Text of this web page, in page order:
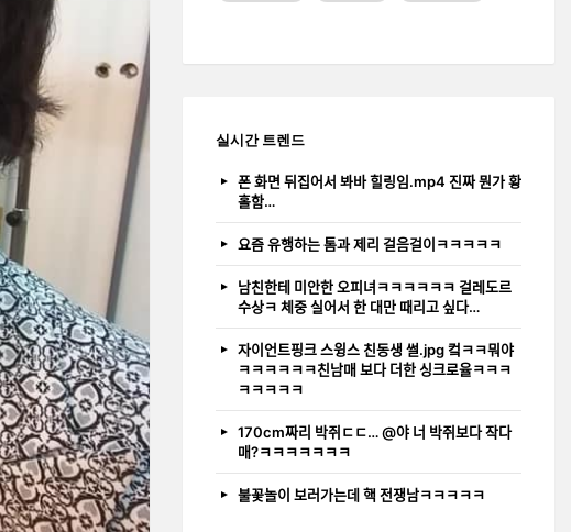
실시간 트렌드
폰 화면 뒤집어서 봐바 힐링임.mp4 진짜 뭔가 황
홀함…
요즘 유행하는 톰과 제리 걸음걸이ㅋㅋㅋㅋㅋ
남친한테 미안한 오피녀ㅋㅋㅋㅋㅋㅋ 걸레도르
수상ㅋ 체중 실어서 한 대만 때리고 싶다…
자이언트핑크 스윙스 친동생 썰.jpg 컼ㅋㅋ뭐야
ㅋㅋㅋㅋㅋㅋ친남매 보다 더한 싱크로율ㅋㅋㅋ
ㅋㅋㅋㅋㅋ
170cm짜리 박쥐ㄷㄷ… @야 너 박쥐보다 작다
매?ㅋㅋㅋㅋㅋㅋㅋ
불꽃놀이 보러가는데 핵 전쟁남ㅋㅋㅋㅋㅋ